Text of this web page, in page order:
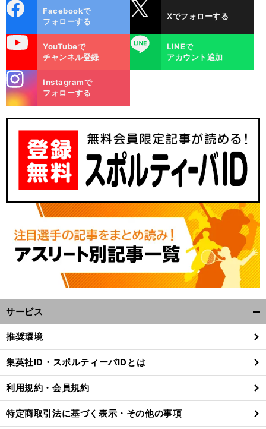
ok
Facebookで
フォローする
Xでフォローする
YouTubeで
チャンネル登録
LINE
LINEで
アカウント追加
m
Instagramで
フォローする
サービス
閉
る
推奨環境
集英社ID・スポルティーバIDとは
利用規約・会員規約
特定商取引法に基づく表示・その他の事項